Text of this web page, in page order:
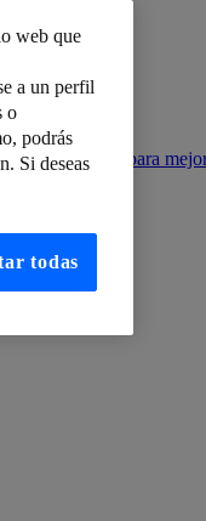
ello?
LUCA Transit para
web que
a un perfil
o
podrás
Si deseas
todas